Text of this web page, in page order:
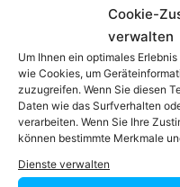
Cookie-
verwalten
Um Ihnen ein optimales
wie Cookies, um
zuzugreifen. Wenn Sie diesen
Daten wie das Surfverhalten
verarbeiten. Wenn Sie Ihre
können bestimmte Merkmale
Dienste verwalten
zu beraten und Klienten
Gericht zu vertreten. Es ist
seine Aufgabe,
Dienstleistungen im
der Rechtsberatung zu
erbringen und Klienten
Gericht zu vertreten. Mit
diesem Wissen kennt er